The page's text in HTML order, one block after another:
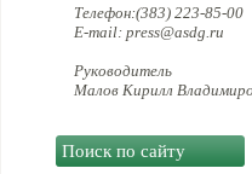
Телефон:(383) 223-85-00
E-mail: press@asdg.ru
Руководитель
Малов Кирилл